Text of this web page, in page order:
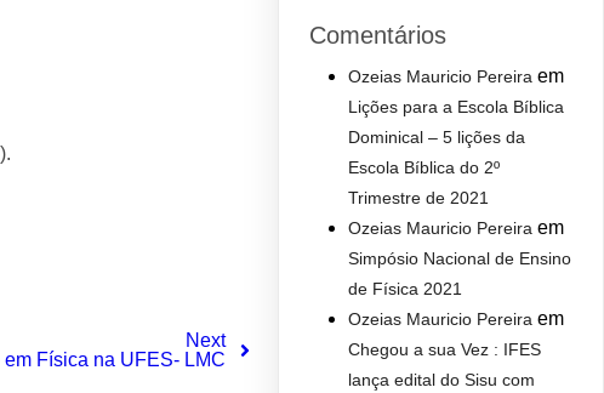
Next
Física na UFES- LMC
Comentários
Ozeias Mauricio Pereira em
Lições para a Escola Bíblica
Dominical – 5 lições da
Escola Bíblica do 2º
Trimestre de 2021
Ozeias Mauricio Pereira em
Simpósio Nacional de Ensino
de Física 2021
Ozeias Mauricio Pereira em
Chegou a sua Vez : IFES
lança edital do Sisu com